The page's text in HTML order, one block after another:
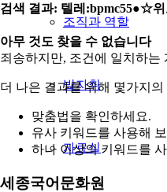
조직과 역할
발자취
자료실
검색 결과: 텔레:bpmc55●☆
아무 것도 찾을 수 없습니다
죄송하지만, 조건에 일치하는
더 나은 결과를 위해 몇가지
맞춤법을 확인하세요.
유사 키워드를 사용해
하나 이상의 키워드를
세종국어문화원